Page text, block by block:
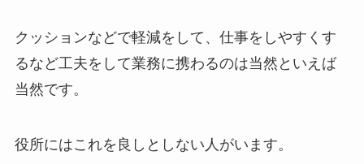
クッションなどで軽減をして、仕事をしやすくす
るなど工夫をして業務に携わるのは当然といえば
当然です。
役所にはこれを良しとしない人がいます。